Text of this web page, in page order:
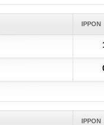
IPPON
IPPON